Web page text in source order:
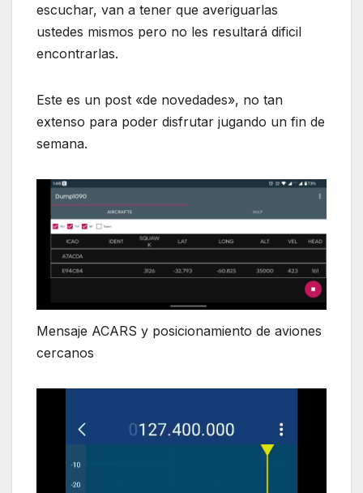
escuchar, van a tener que averiguarlas
ustedes mismos pero no les resultará dificil
encontrarlas.
Este es un post «de novedades», no tan
extenso para poder disfrutar jugando un fin de
semana.
Mensaje ACARS y posicionamiento de aviones
cercanos